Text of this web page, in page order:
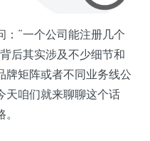
：“一个公司能注册几个
后其实涉及不少细节和
牌矩阵或者不同业务线公
天咱们就来聊聊这个话